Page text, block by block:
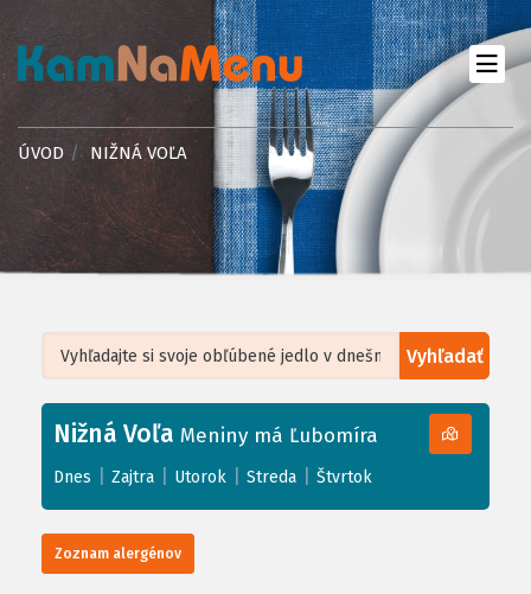
ÚVOD NIŽNÁ VOĽA
Vyhľadať
+
−
Leaflet| ©OpenStreetMap, Tiles courtesy ofHumanitarian OpenStreetMap
Nižná Voľa Meniny má Ľubomíra
Dnes Zajtra Utorok Streda Štvrtok
Zoznam alergénov